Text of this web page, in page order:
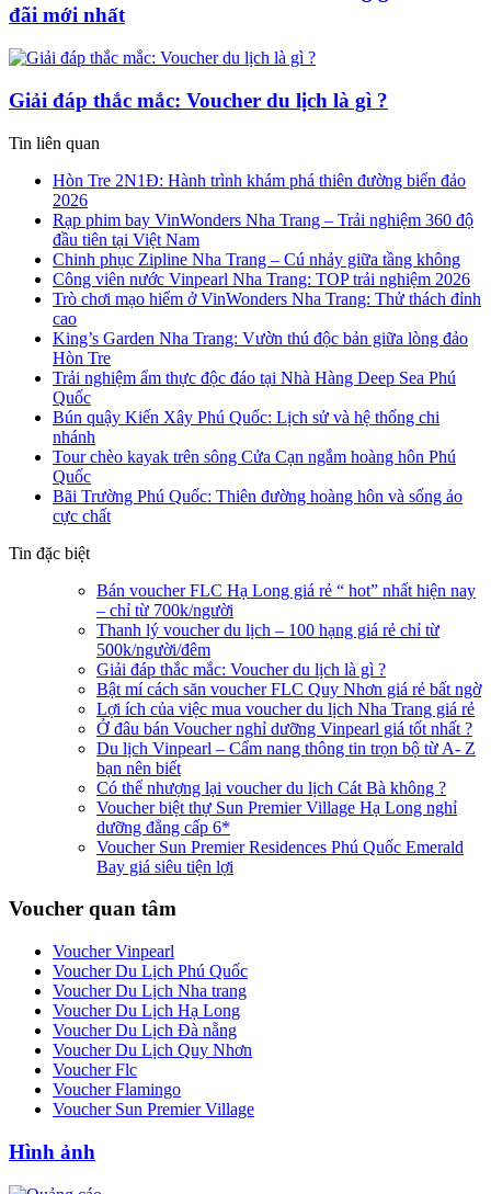
đãi mới nhất
Giải đáp thắc mắc: Voucher du lịch là gì ?
Tin liên quan
Hòn Tre 2N1Đ: Hành trình khám phá thiên đường biển đảo
2026
Rạp phim bay VinWonders Nha Trang – Trải nghiệm 360 độ
đầu tiên tại Việt Nam
Chinh phục Zipline Nha Trang – Cú nhảy giữa tầng không
Công viên nước Vinpearl Nha Trang: TOP trải nghiệm 2026
Trò chơi mạo hiểm ở VinWonders Nha Trang: Thử thách đỉnh
cao
King’s Garden Nha Trang: Vườn thú độc bản giữa lòng đảo
Hòn Tre
Trải nghiệm ẩm thực độc đáo tại Nhà Hàng Deep Sea Phú
Quốc
Bún quậy Kiến Xây Phú Quốc: Lịch sử và hệ thống chi
nhánh
Tour chèo kayak trên sông Cửa Cạn ngắm hoàng hôn Phú
Quốc
Bãi Trường Phú Quốc: Thiên đường hoàng hôn và sống ảo
cực chất
Tin đặc biệt
Bán voucher FLC Hạ Long giá rẻ “ hot” nhất hiện nay
– chỉ từ 700k/người
Thanh lý voucher du lịch – 100 hạng giá rẻ chỉ từ
500k/người/đêm
Giải đáp thắc mắc: Voucher du lịch là gì ?
Bật mí cách săn voucher FLC Quy Nhơn giá rẻ bất ngờ
Lợi ích của việc mua voucher du lịch Nha Trang giá rẻ
Ở đâu bán Voucher nghỉ dưỡng Vinpearl giá tốt nhất ?
Du lịch Vinpearl – Cẩm nang thông tin trọn bộ từ A- Z
bạn nên biết
Có thể nhượng lại voucher du lịch Cát Bà không ?
Voucher biệt thự Sun Premier Village Hạ Long nghỉ
dưỡng đẳng cấp 6*
Voucher Sun Premier Residences Phú Quốc Emerald
Bay giá siêu tiện lợi
Voucher quan tâm
Voucher Vinpearl
Voucher Du Lịch Phú Quốc
Voucher Du Lịch Nha trang
Voucher Du Lịch Hạ Long
Voucher Du Lịch Đà nẵng
Voucher Du Lịch Quy Nhơn
Voucher Flc
Voucher Flamingo
Voucher Sun Premier Village
Hình ảnh